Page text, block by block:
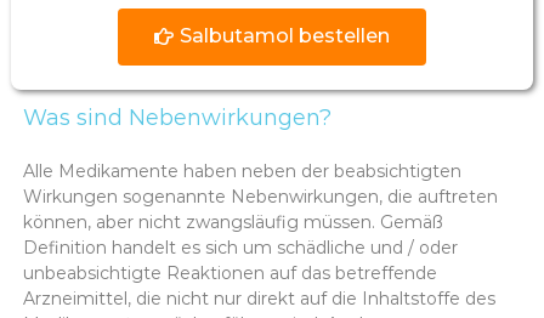
Salbutamol bestellen
Was sind Nebenwirkungen?
Alle Medikamente haben neben der beabsichtigten
Wirkungen sogenannte Nebenwirkungen, die auftreten
können, aber nicht zwangsläufig müssen. Gemäß
Definition handelt es sich um schädliche und / oder
unbeabsichtigte Reaktionen auf das betreffende
Arzneimittel, die nicht nur direkt auf die Inhaltstoffe des